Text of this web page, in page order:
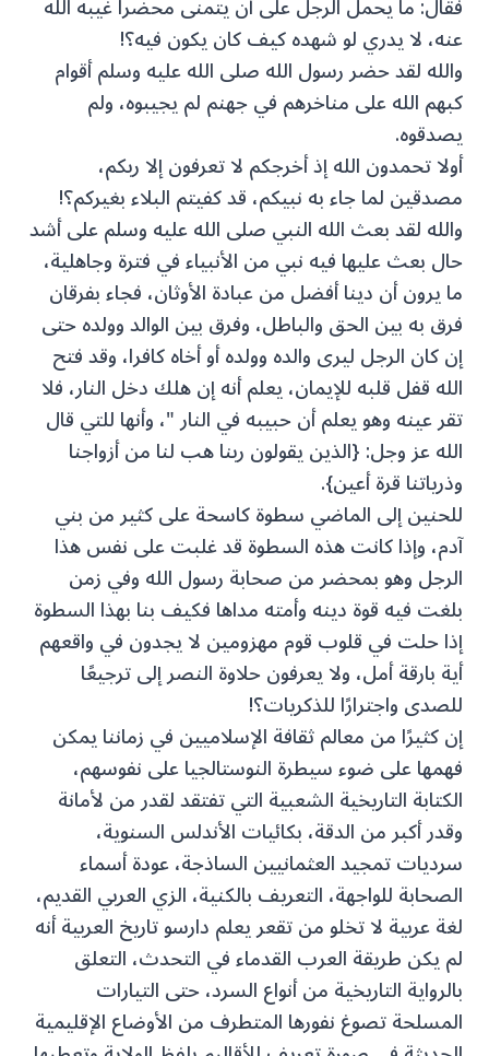
عنه، لا يدري لو شهده كيف كان يكون فيه؟!
والله لقد حضر رسول الله صلى الله عليه وسلم أقوام
كبهم الله على مناخرهم في جهنم لم يجيبوه، ولم
يصدقوه.
أولا تحمدون الله إذ أخرجكم لا تعرفون إلا ربكم،
مصدقين لما جاء به نبيكم، قد كفيتم البلاء بغيركم؟!
والله لقد بعث الله النبي صلى الله عليه وسلم على أشد
حال بعث عليها فيه نبي من الأنبياء في فترة وجاهلية،
ما يرون أن دينا أفضل من عبادة الأوثان، فجاء بفرقان
فرق به بين الحق والباطل، وفرق بين الوالد وولده حتى
إن كان الرجل ليرى والده وولده أو أخاه كافرا، وقد فتح
الله قفل قلبه للإيمان، يعلم أنه إن هلك دخل النار، فلا
تقر عينه وهو يعلم أن حبيبه في النار "، وأنها للتي قال
الله عز وجل: {الذين يقولون ربنا هب لنا من أزواجنا
وذرياتنا قرة أعين}.
للحنين إلى الماضي سطوة كاسحة على كثير من بني
آدم، وإذا كانت هذه السطوة قد غلبت على نفس هذا
الرجل وهو بمحضر من صحابة رسول الله وفي زمن
بلغت فيه قوة دينه وأمته مداها فكيف بنا بهذا السطوة
إذا حلت في قلوب قوم مهزومين لا يجدون في واقعهم
أية بارقة أمل، ولا يعرفون حلاوة النصر إلى ترجيعًا
للصدى واجترارًا للذكريات؟!
إن كثيرًا من معالم ثقافة الإسلاميين في زماننا يمكن
فهمها على ضوء سيطرة النوستالجيا على نفوسهم،
الكتابة التاريخية الشعبية التي تفتقد لقدر من لأمانة
وقدر أكبر من الدقة، بكائيات الأندلس السنوية،
سرديات تمجيد العثمانيين الساذجة، عودة أسماء
الصحابة للواجهة، التعريف بالكنية، الزي العربي القديم،
لغة عربية لا تخلو من تقعر يعلم دارسو تاريخ العربية أنه
لم يكن طريقة العرب القدماء في التحدث، التعلق
بالرواية التاريخية من أنواع السرد، حتى التيارات
المسلحة تصوغ نفورها المتطرف من الأوضاع الإقليمية